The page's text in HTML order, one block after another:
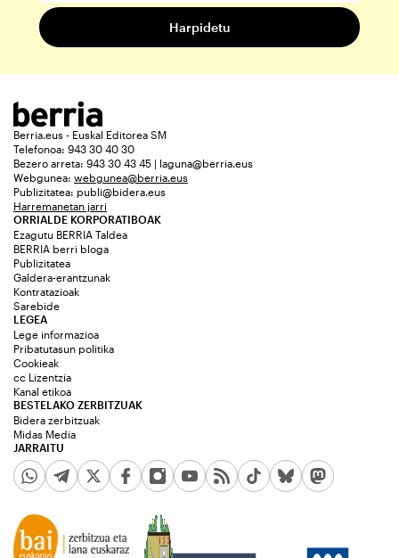
Berria.eus - Euskal Editorea SM
Telefonoa: 943 30 40 30
Bezero arreta: 943 30 43 45 | laguna@berria.eus
Webgunea: webgunea@berria.eus
Publizitatea: publi@bidera.eus
Harremanetan jarri
ORRIALDE KORPORATIBOAK
Ezagutu BERRIA Taldea
BERRIA berri bloga
Publizitatea
Galdera-erantzunak
Kontratazioak
Sarebide
JARRAITU
LEGEA
Lege informazioa
Pribatutasun politika
Cookieak
cc Lizentzia
Kanal etikoa
BESTELAKO ZERBITZUAK
Bidera zerbitzuak
Midas Media